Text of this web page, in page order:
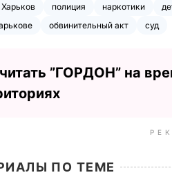
Харьков полиция наркотики
обвинительный акт суд
”ГОРДОН” на
ПО ТЕМЕ